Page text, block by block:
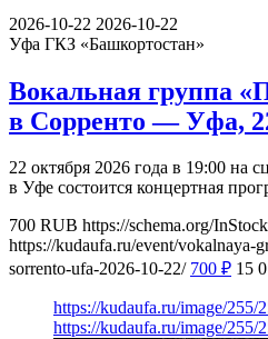
2026-10-22 2026-10-22
Уфа ГКЗ «Башкортостан»
Вокальная группа
в Сорренто — Уфа,
22 октября 2026 года в 19:00 на
в Уфе состоится концертная
700 RUB https://schema.org/InStock
https://kudaufa.ru/event/vokalnaya-
sorrento-ufa-2026-10-22/ 700 ₽ 15 0
https://kudaufa.ru/image/255/
https://kudaufa.ru/image/255/